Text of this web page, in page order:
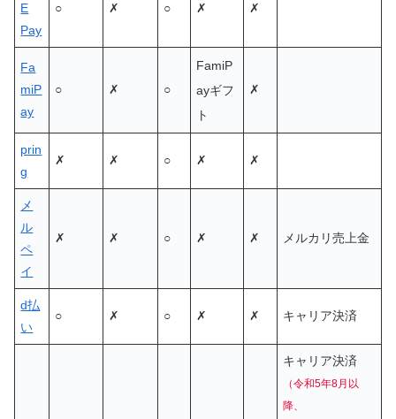
E
Pay
○ ✗ ○ ✗ ✗
Fa
miP
ay
○ ✗ ○
FamiP
ayギフ
ト
✗
prin
g
✗ ✗ ○ ✗ ✗
メ
ル
ペ
イ
✗ ✗ ○ ✗ ✗ メルカリ売上金
d払
い
○ ✗ ○ ✗ ✗ キャリア決済
キャリア決済
（令和5年8月以
降、